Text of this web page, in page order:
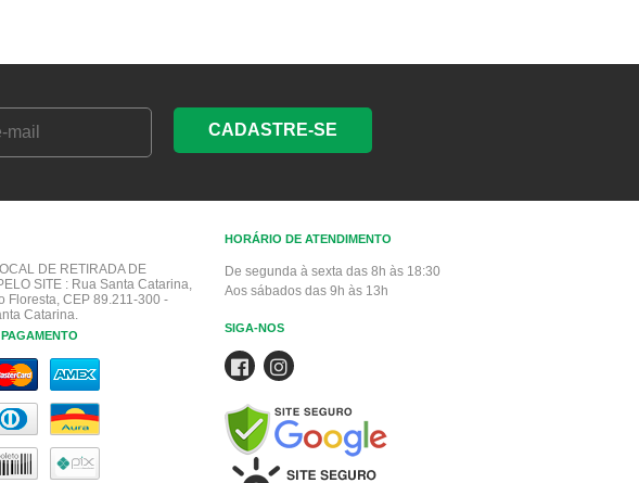
CADASTRE-SE
DE RETIRADA DE
SITE : Rua Santa Catarina,
Floresta, CEP 89.211-300 -
Catarina.
HORÁRIO DE ATENDIMENTO
De segunda à sexta das 8h às 18:30
Aos sábados das 9h às 13h
SIGA-NOS